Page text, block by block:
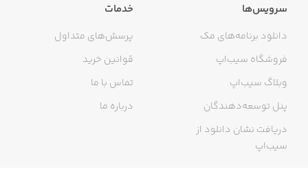
سرویس‌ها
دانلود برنامه‌های مک
فروشگاه سیب‌اپ
وبلاگ سیب‌اپ
پنل توسعه‌دهندگان
دریافت نشان دانلود از
سیب‌اپ
خدمات
پرسش‌های متداول
قوانین خرید
تماس با ما
درباره ما